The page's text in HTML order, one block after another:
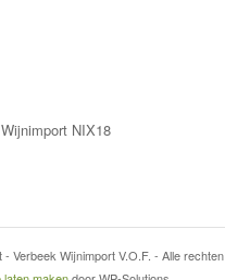
Verbeek Wijnimport V.O.F. - Alle rechten